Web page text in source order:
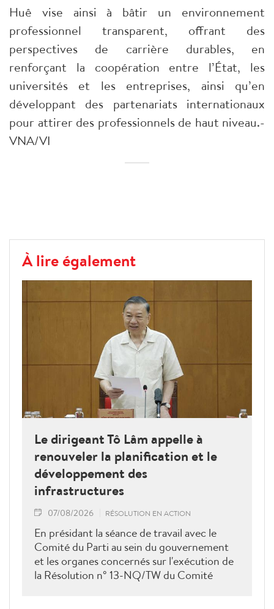
​Huê vise ainsi à bâtir un environnement
professionnel transparent, offrant des
perspectives de carrière durables, en
renforçant la coopération entre l’État, les
universités et les entreprises, ainsi qu’en
développant des partenariats internationaux
pour attirer des professionnels de haut niveau.-
VNA/VI
À lire également
Le dirigeant Tô Lâm appelle à
renouveler la planification et le
développement des
infrastructures
07/08/2026 RÉSOLUTION EN ACTION
En présidant la séance de travail avec le
Comité du Parti au sein du gouvernement
et les organes concernés sur l'exécution de
la Résolution n° 13-NQ/TW du Comité